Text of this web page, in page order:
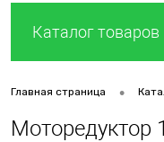
Каталог товаров
Главная страница •
Моторедуктор